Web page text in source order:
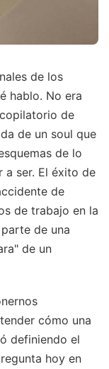
de los
hablo. No era
de
de un soul que
de lo
a ser. El éxito de
de
de trabajo en la
de una
de un
cómo una
definiendo el
hoy en